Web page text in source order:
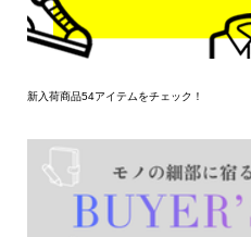
新入荷商品54アイテムをチェック！